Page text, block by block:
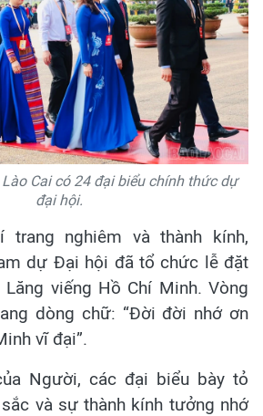
Cai có 24 đại biểu chính thức dự
đại hội.
trang nghiêm và thành kính,
dự Đại hội đã tổ chức lễ đặt
viếng Hồ Chí Minh. Vòng
dòng chữ: “Đời đời nhớ ơn
vĩ đại”.
Người, các đại biểu bày tỏ
và sự thành kính tưởng nhớ